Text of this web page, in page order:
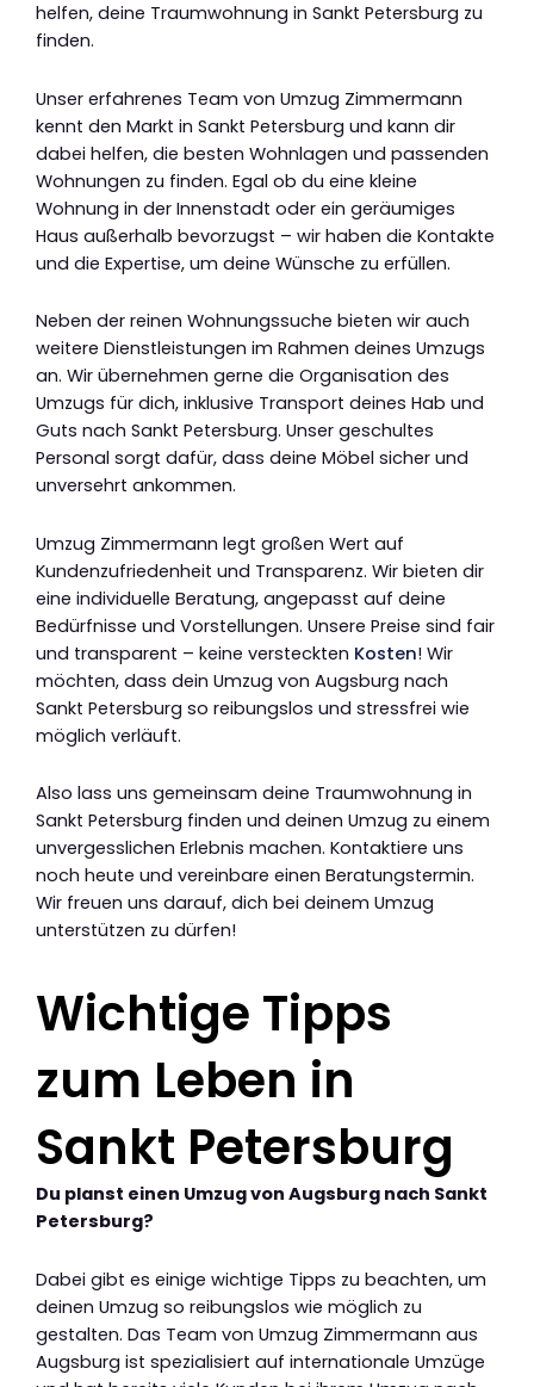
helfen, deine Traumwohnung in Sankt Petersburg zu
finden.
Unser erfahrenes Team von Umzug Zimmermann
kennt den Markt in Sankt Petersburg und kann dir
dabei helfen, die besten Wohnlagen und passenden
Wohnungen zu finden. Egal ob du eine kleine
Wohnung in der Innenstadt oder ein geräumiges
Haus außerhalb bevorzugst – wir haben die Kontakte
und die Expertise, um deine Wünsche zu erfüllen.
Neben der reinen Wohnungssuche bieten wir auch
weitere Dienstleistungen im Rahmen deines Umzugs
an. Wir übernehmen gerne die Organisation des
Umzugs für dich, inklusive Transport deines Hab und
Guts nach Sankt Petersburg. Unser geschultes
Personal sorgt dafür, dass deine Möbel sicher und
unversehrt ankommen.
Umzug Zimmermann legt großen Wert auf
Kundenzufriedenheit und Transparenz. Wir bieten dir
eine individuelle Beratung, angepasst auf deine
Bedürfnisse und Vorstellungen. Unsere Preise sind fair
und transparent – keine versteckten Kosten! Wir
möchten, dass dein Umzug von Augsburg nach
Sankt Petersburg so reibungslos und stressfrei wie
möglich verläuft.
Also lass uns gemeinsam deine Traumwohnung in
Sankt Petersburg finden und deinen Umzug zu einem
unvergesslichen Erlebnis machen. Kontaktiere uns
noch heute und vereinbare einen Beratungstermin.
Wir freuen uns darauf, dich bei deinem Umzug
unterstützen zu dürfen!
Wichtige Tipps
zum Leben in
Sankt Petersburg
Du planst einen Umzug von Augsburg nach Sankt
Petersburg?
Dabei gibt es einige wichtige Tipps zu beachten, um
deinen Umzug so reibungslos wie möglich zu
gestalten. Das Team von Umzug Zimmermann aus
Augsburg ist spezialisiert auf internationale Umzüge